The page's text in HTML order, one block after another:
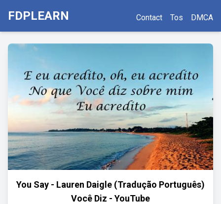
FDPLEARN Contact Tos DMCA
You Say - Lauren Daigle (Tradução Português)
Você Diz - YouTube